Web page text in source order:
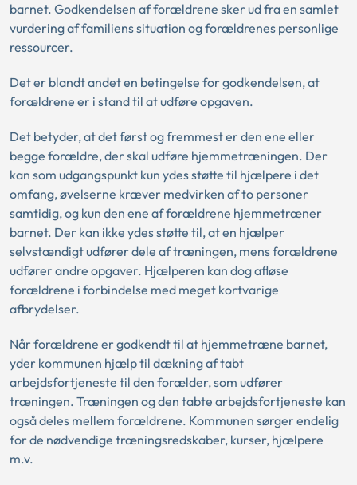
barnet. Godkendelsen af forældrene sker ud fra en samlet
vurdering af familiens situation og forældrenes personlige
ressourcer.
Det er blandt andet en betingelse for godkendelsen, at
forældrene er i stand til at udføre opgaven.
Det betyder, at det først og fremmest er den ene eller
begge forældre, der skal udføre hjemmetræningen. Der
kan som udgangspunkt kun ydes støtte til hjælpere i det
omfang, øvelserne kræver medvirken af to personer
samtidig, og kun den ene af forældrene hjemmetræner
barnet. Der kan ikke ydes støtte til, at en hjælper
selvstændigt udfører dele af træningen, mens forældrene
udfører andre opgaver. Hjælperen kan dog afløse
forældrene i forbindelse med meget kortvarige
afbrydelser.
Når forældrene er godkendt til at hjemmetræne barnet,
yder kommunen hjælp til dækning af tabt
arbejdsfortjeneste til den forælder, som udfører
træningen. Træningen og den tabte arbejdsfortjeneste kan
også deles mellem forældrene. Kommunen sørger endelig
for de nødvendige træningsredskaber, kurser, hjælpere
m.v.